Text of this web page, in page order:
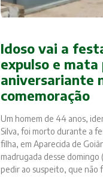
Idoso vai a
expulso e mata
aniversariante
comemoração
Um homem de 44 anos,
Silva, foi morto durante a
filha, em Aparecida de
madrugada desse domingo
pedir ao suspeito, que não